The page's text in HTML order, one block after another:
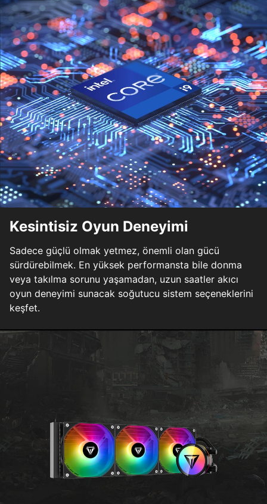
Kesintisiz Oyun Deneyimi
Sadece güçlü olmak yetmez, önemli olan gücü
sürdürebilmek. En yüksek performansta bile donma
veya takılma sorunu yaşamadan, uzun saatler akıcı
oyun deneyimi sunacak soğutucu sistem seçeneklerini
keşfet.